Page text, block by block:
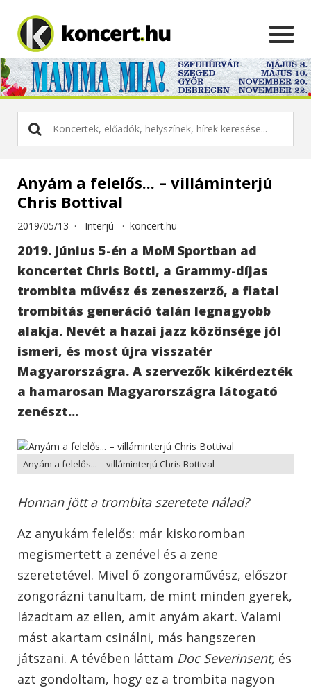
Anyám a felelős... – villáminterjú
Chris Bottival
2019/05/13 · Interjú · koncert.hu
2019. június 5-én a MoM Sportban ad
koncertet Chris Botti, a Grammy-díjas
trombita művész és zeneszerző, a fiatal
trombitás generáció talán legnagyobb
alakja. Nevét a hazai jazz közönsége jól
ismeri, és most újra visszatér
Magyarországra. A szervezők kikérdezték
a hamarosan Magyarországra látogató
zenészt...
Anyám a felelős... – villáminterjú Chris Bottival
Honnan jött a trombita szeretete nálad?
Az anyukám felelős: már kiskoromban
megismertett a zenével és a zene
szeretetével. Mivel ő zongoraművész, először
zongorázni tanultam, de mint minden gyerek,
lázadtam az ellen, amit anyám akart. Valami
mást akartam csinálni, más hangszeren
játszani. A tévében láttam Doc Severinsent, és
azt gondoltam, hogy ez a trombita nagyon